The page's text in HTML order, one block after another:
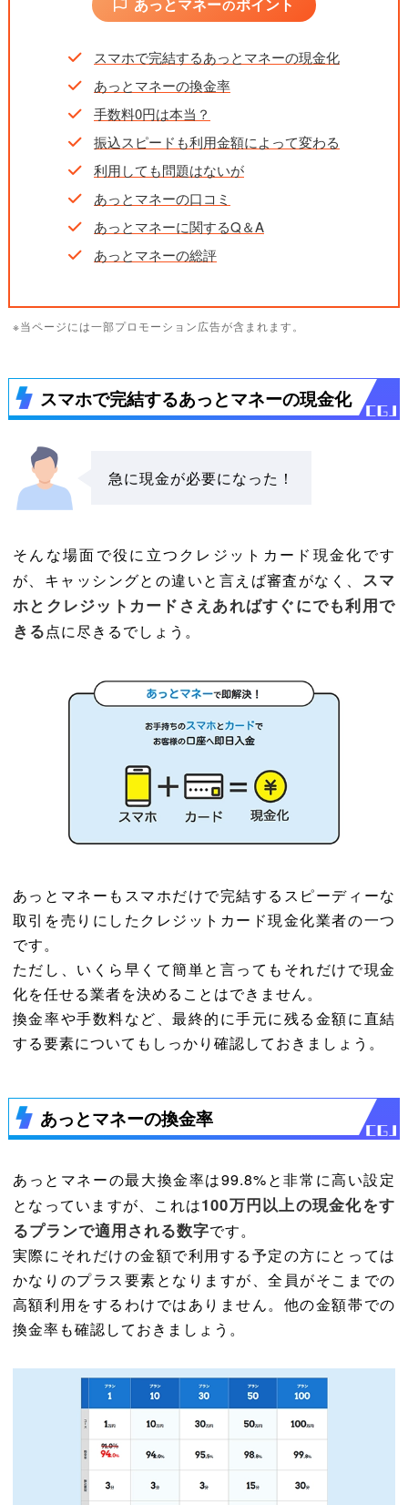
あっとマネーのポイント
スマホで完結するあっとマネーの現金化
あっとマネーの換金率
手数料0円は本当？
振込スピードも利用金額によって変わる
利用しても問題はないが
あっとマネーの口コミ
あっとマネーに関するQ＆A
あっとマネーの総評
※当ページには一部プロモーション広告が含まれます。
スマホで完結するあっとマネーの現金化
急に現金が必要になった！
そんな場面で役に立つクレジットカード現金化です
が、キャッシングとの違いと言えば審査がなく、 スマ
ホとクレジットカードさえあればすぐにでも利用で
きる点に尽きるでしょう。
あっとマネーもスマホだけで完結するスピーディーな
取引を売りにしたクレジットカード現金化業者の一つ
です。
ただし、いくら早くて簡単と言ってもそれだけで現金
化を任せる業者を決めることはできません。
換金率や手数料など、最終的に手元に残る金額に直結
する要素についてもしっかり確認しておきましょう。
あっとマネーの換金率
あっとマネーの最大換金率は99.8%と非常に高い設定
となっていますが、これは100万円以上の現金化をす
るプランで適用される数字です。
実際にそれだけの金額で利用する予定の方にとっては
かなりのプラス要素となりますが、全員がそこまでの
高額利用をするわけではありません。他の金額帯での
換金率も確認しておきましょう。